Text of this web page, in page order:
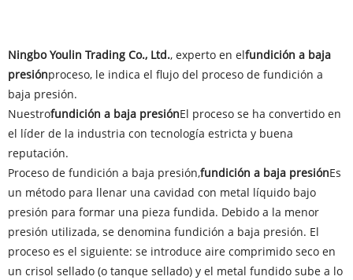
Ningbo Youlin Trading Co., Ltd., experto en elfundición a baja
presiónproceso, le indica el flujo del proceso de fundición a
baja presión.
Nuestrofundición a baja presiónEl proceso se ha convertido en
el líder de la industria con tecnología estricta y buena
reputación.
Proceso de fundición a baja presión,fundición a baja presiónEs
un método para llenar una cavidad con metal líquido bajo
presión para formar una pieza fundida. Debido a la menor
presión utilizada, se denomina fundición a baja presión. El
proceso es el siguiente: se introduce aire comprimido seco en
un crisol sellado (o tanque sellado) y el metal fundido sube a lo